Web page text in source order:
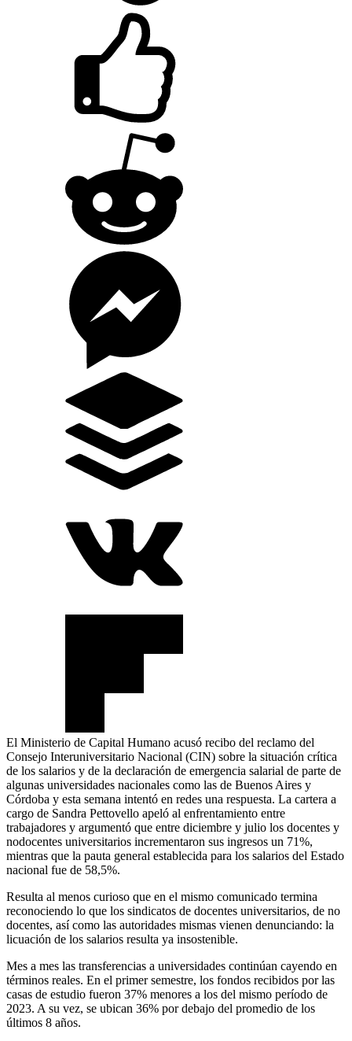
El Ministerio de Capital Humano acusó recibo del reclamo del
Consejo Interuniversitario Nacional (CIN) sobre la situación crítica
de los salarios y de la declaración de emergencia salarial de parte de
algunas universidades nacionales como las de Buenos Aires y
Córdoba y esta semana intentó en redes una respuesta. La cartera a
cargo de Sandra Pettovello apeló al enfrentamiento entre
trabajadores y argumentó que entre diciembre y julio los docentes y
nodocentes universitarios incrementaron sus ingresos un 71%,
mientras que la pauta general establecida para los salarios del Estado
nacional fue de 58,5%.
Resulta al menos curioso que en el mismo comunicado termina
reconociendo lo que los sindicatos de docentes universitarios, de no
docentes, así como las autoridades mismas vienen denunciando: la
licuación de los salarios resulta ya insostenible.
Mes a mes las transferencias a universidades continúan cayendo en
términos reales. En el primer semestre, los fondos recibidos por las
casas de estudio fueron 37% menores a los del mismo período de
2023. A su vez, se ubican 36% por debajo del promedio de los
últimos 8 años.